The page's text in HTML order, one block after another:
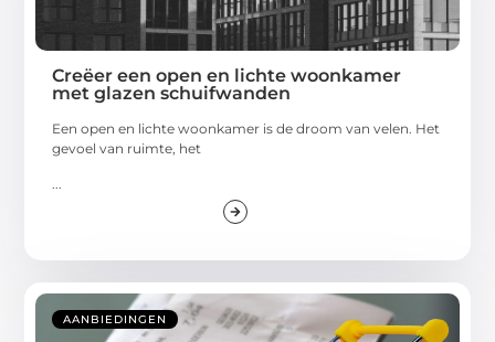
Creëer een open en lichte woonkamer
met glazen schuifwanden
Een open en lichte woonkamer is de droom van velen. Het
gevoel van ruimte, het
...
AANBIEDINGEN